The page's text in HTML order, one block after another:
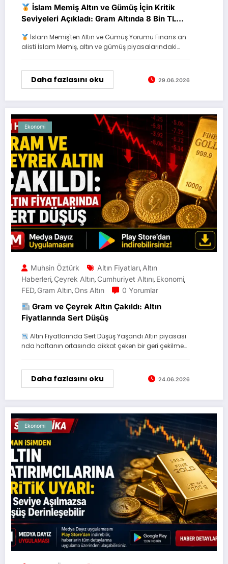
İslam Memiş Altın ve Gümüş İçin Kritik
Seviyeleri Açıkladı: Gram Altında 8 Bin TL
İslam Memiş'ten Altın ve Gümüş Yorumu Finans an
alisti İslam Memiş, altın ve gümüş piyasalarındaki…
Daha fazlasını oku 29.06.2026
Ekonomi
Muhsin Öztürk Altın Fiyatları, Altın
Haberleri, Çeyrek Altın, Cumhuriyet Altını, Ekonomi,
FED, Gram Altın, Ons Altın 0 Yorumlar
Gram ve Çeyrek Altın Çakıldı: Altın
Fiyatlarında Sert Düşüş
Altın Fiyatlarında Sert Düşüş Yaşandı Altın piyasası
nda haftanın ortasında dikkat çeken bir geri çekilme…
Daha fazlasını oku 24.06.2026
Ekonomi